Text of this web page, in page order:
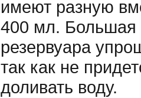
имеют разную
400 мл. Большая
резервуара
так как не
доливать воду.